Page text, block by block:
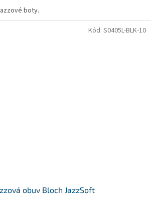
boty.
obuv Bloch JazzSoft
Kód: S0405L-BLK-10